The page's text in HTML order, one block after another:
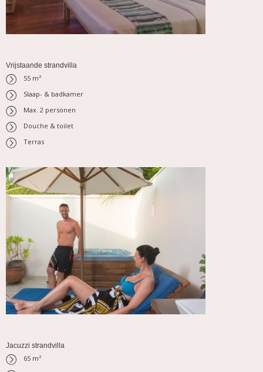
Vrijstaande strandvilla
55 m²
Slaap- & badkamer
Max. 2 personen
Douche & toilet
Terras
Jacuzzi strandvilla
65 m²